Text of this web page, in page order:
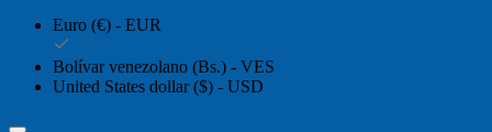
Euro (€) - EUR
Bolívar venezolano (Bs.) - VES
United States dollar ($) - USD